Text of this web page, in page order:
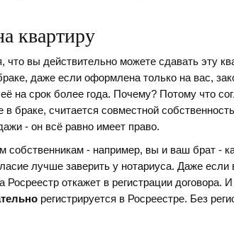
квартиру
вы действительно можете сдавать эту
даже если оформлена только на вас,
на срок более года. Почему? Потому что
браке, считается совместной
- он всё равно имеет право.
собственникам - например, вы и ваш брат -
лучше заверить у нотариуса. Даже
Росреестр откажет в регистрации договора.
регистрируется в Росреестре. Без